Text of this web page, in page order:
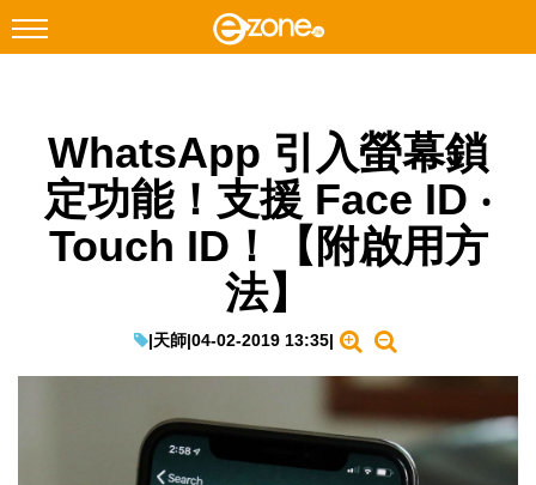
Facebook Instagram
科技焦點
網絡生活
EduTech
生成式AI與雲端應用
WhatsApp 引入螢幕鎖
定功能！支援 Face ID ‧
Touch ID！【附啟用方
法】
|天師|04-02-2019 13:35|